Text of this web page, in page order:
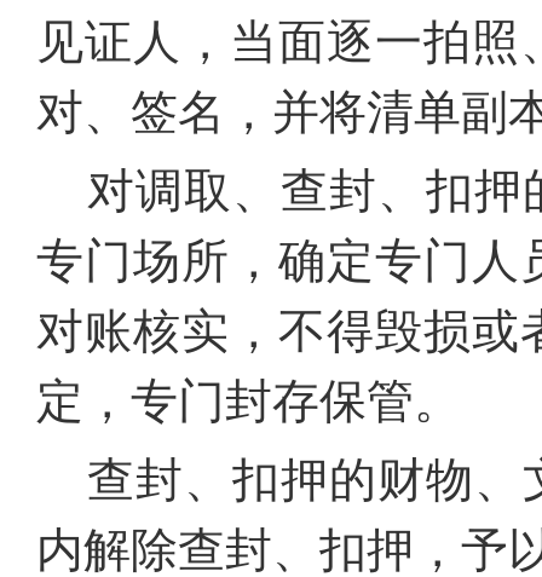
见证人，当面逐一拍
对、签名，并将清单副
对调取、查封、扣
专门场所，确定专门人
对账核实，不得毁损
定，专门封存保管。
查封、扣押的财物
内解除查封、扣押，予